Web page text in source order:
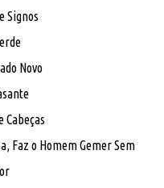
Signos
Novo
Cabeças
Faz o Homem Gemer Sem